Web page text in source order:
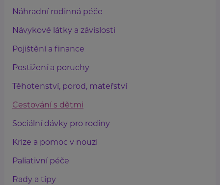
Náhradní rodinná péče
Návykové látky a závislosti
Pojištění a finance
Postižení a poruchy
Těhotenství, porod, mateřství
Cestování s dětmi
Sociální dávky pro rodiny
Krize a pomoc v nouzi
Paliativní péče
Rady a tipy